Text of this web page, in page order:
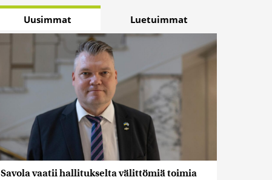
Uusimmat Luetuimmat
Savola vaatii hallitukselta välittömiä toimia